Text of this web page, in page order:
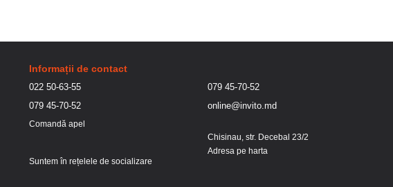
Informații de contact
022 50-63-55
079 45-70-52
Comandă apel
079 45-70-52
online@invito.md
Chisinau, str. Decebal 23/2
Adresa pe harta
Suntem în rețelele de socializare